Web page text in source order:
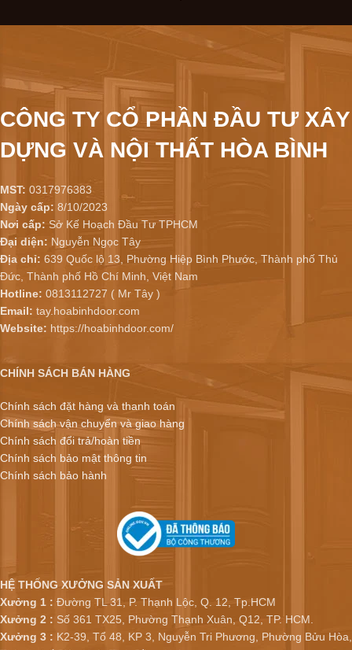
CÔNG TY CỔ PHẦN ĐẦU TƯ XÂY
DỰNG VÀ NỘI THẤT HÒA BÌNH
MST: 0317976383
Ngày cấp: 8/10/2023
Nơi cấp: Sở Kế Hoạch Đầu Tư TPHCM
Đại diện: Nguyễn Ngọc Tây
Địa chỉ: 639 Quốc lộ 13, Phường Hiệp Bình Phước, Thành phố Thủ
Đức, Thành phố Hồ Chí Minh, Việt Nam
Hotline: 0813112727 ( Mr Tây )
Email: tay.hoabinhdoor.com
Website: https://hoabinhdoor.com/
CHÍNH SÁCH BÁN HÀNG
Chính sách đặt hàng và thanh toán
Chính sách vận chuyển và giao hàng
Chính sách đổi trả/hoàn tiền
Chính sách bảo mật thông tin
Chính sách bảo hành
HỆ THỐNG XƯỞNG SẢN XUẤT
Xưởng 1 : Đường TL 31, P. Thạnh Lộc, Q. 12, Tp.HCM
Xưởng 2 : Số 361 TX25, Phường Thạnh Xuân, Q12, TP. HCM.
Xưởng 3 : K2-39, Tổ 48, KP 3, Nguyễn Tri Phương, Phường Bửu Hòa,